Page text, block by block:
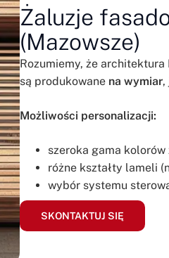
Żaluzje
(Mazowsze)
Rozumiemy, że
są produkowane na wymiar,
Możliwości personalizacji:
szeroka gama
różne kształty lameli
wybór systemu
SKONTAKTUJ SIĘ